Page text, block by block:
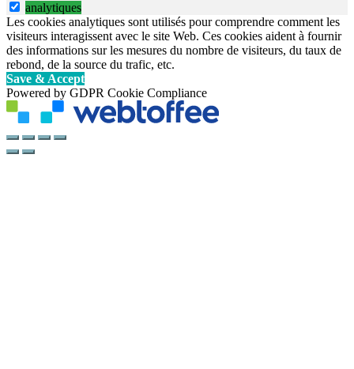
analytiques
Les cookies analytiques sont utilisés pour comprendre comment les
visiteurs interagissent avec le site Web. Ces cookies aident à fournir
des informations sur les mesures du nombre de visiteurs, du taux de
rebond, de la source du trafic, etc.
Save & Accept
Powered by GDPR Cookie Compliance